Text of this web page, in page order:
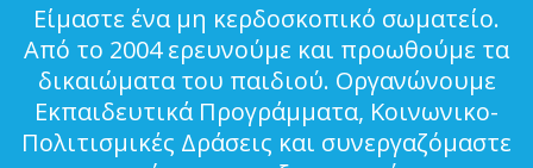
Είμαστε ένα μη κερδοσκοπικό σωματείο.
Από το 2004 ερευνούμε και προωθούμε τα
δικαιώματα του παιδιού. Οργανώνουμε
Εκπαιδευτικά Προγράμματα, Κοινωνικο-
Πολιτισμικές Δράσεις και συνεργαζόμαστε